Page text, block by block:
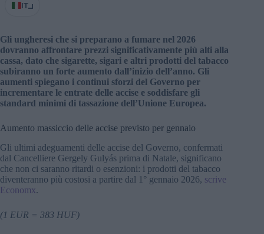
IT
Gli ungheresi che si preparano a fumare nel 2026
dovranno affrontare prezzi significativamente più alti alla
cassa, dato che sigarette, sigari e altri prodotti del tabacco
subiranno un forte aumento dall’inizio dell’anno. Gli
aumenti spiegano i continui sforzi del Governo per
incrementare le entrate delle accise e soddisfare gli
standard minimi di tassazione dell’Unione Europea.
Aumento massiccio delle accise previsto per gennaio
Gli ultimi adeguamenti delle accise del Governo, confermati
dal Cancelliere Gergely Gulyás prima di Natale, significano
che non ci saranno ritardi o esenzioni: i prodotti del tabacco
diventeranno più costosi a partire dal 1° gennaio 2026, scrive
Economx.
(1 EUR = 383 HUF)